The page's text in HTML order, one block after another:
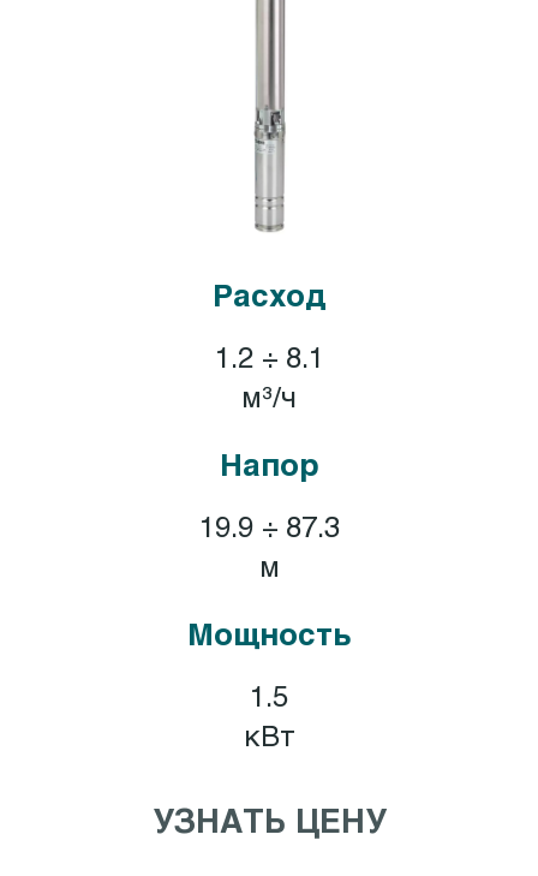
Расход
1.2 ÷ 8.1
м³/ч
Напор
19.9 ÷ 87.3
м
Мощность
1.5
кВт
УЗНАТЬ ЦЕНУ